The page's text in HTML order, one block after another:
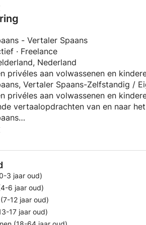
talen: Italiaans, Portugees, Frans,
Mercosul, oa (Buenos Aires,
Voorinscheping inspectie
Comercio, Industria y Producción de
Huidige Problemen mbt
Comercio, Industria y Producción
handel - Vrije Zones
Comercio, Industria y Producción de
Vereisten van Origine
Capacitación Aduanera
María-Systeem voor
Comercio, Industria y Producción
Mercosur actualiteit en
de Negocios
- Vertaler Spaans
· Freelance
Nederland
privéles aan volwassenen en
Vertaler Spaans-Zelfstandig /
privéles aan volwassenen en
vertaalopdrachten van en naar
Remigius (Duiven, Nederland)
screening Spaans, Vertaler/tekst
contract
Nederland
naar het Spaans. Screening van
3 jaar oud)
6 jaar oud)
12 jaar oud)
17 jaar oud)